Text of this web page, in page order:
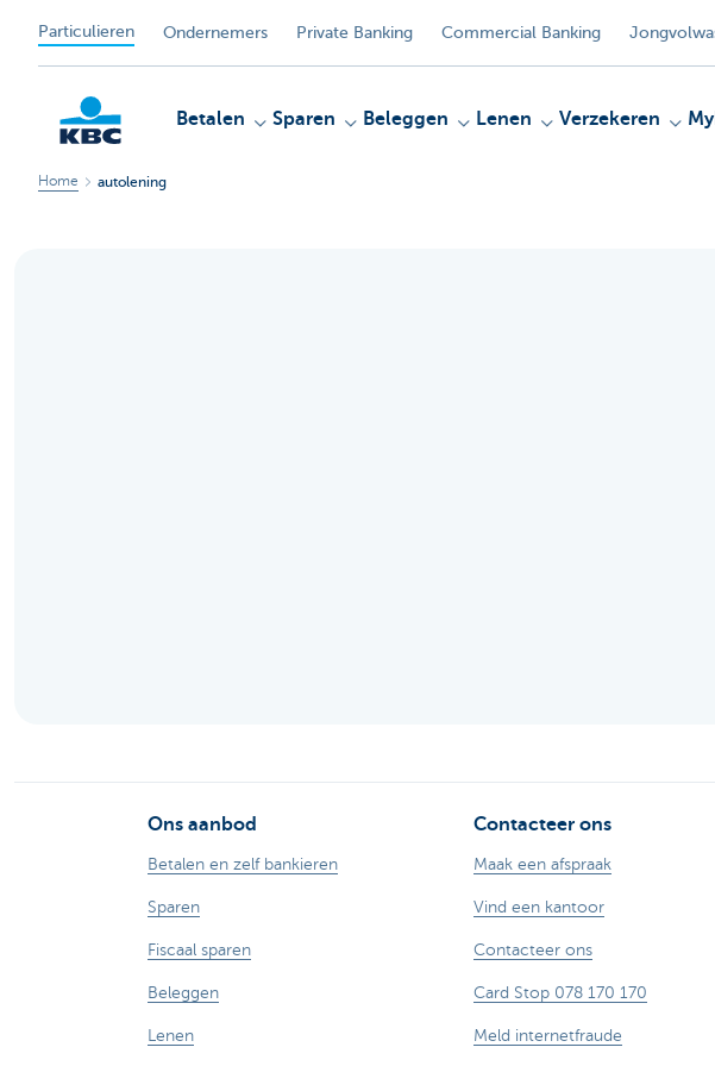
Particulieren Ondernemers Private Banking Commercial Banking
Betalen Sparen Beleggen Lenen Verzekeren
Home autolening
Ons aanbod
Betalen en zelf bankieren
Sparen
Fiscaal sparen
Beleggen
Lenen
Contacteer ons
Maak een afspraak
Vind een kantoor
Contacteer ons
Card Stop 078 170 170
Meld internetfraude